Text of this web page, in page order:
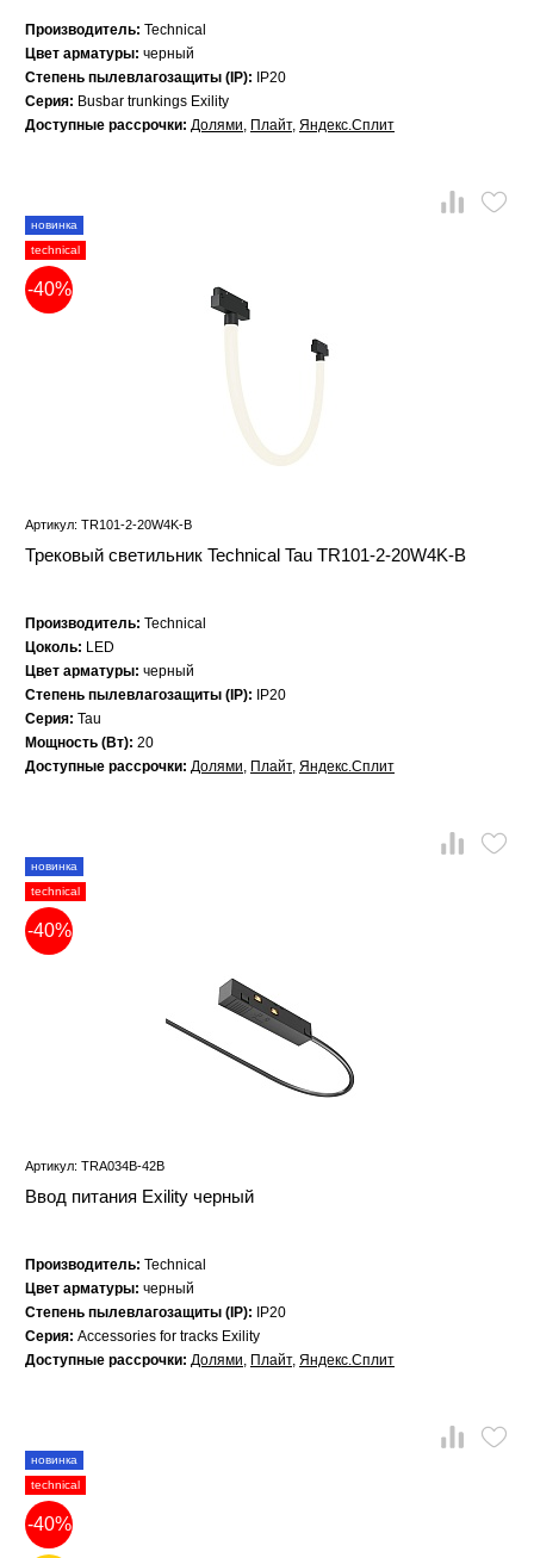
Производитель: Technical
Цвет арматуры: черный
Степень пылевлагозащиты (IP):
IP20
Серия: Busbar trunkings Exility
Доступные рассрочки: Долями, Плайт, Яндекс.Сплит
новинка
technical
-40%
Артикул: TR101-2-20W4K-B
Трековый светильник Technical Tau TR101-2-20W4K-B
Производитель: Technical
Цоколь: LED
Цвет арматуры: черный
Степень пылевлагозащиты (IP):
IP20
Серия: Tau
Мощность (Вт): 20
Доступные рассрочки: Долями, Плайт, Яндекс.Сплит
новинка
technical
-40%
Артикул: TRA034B-42B
Ввод питания Exility черный
Производитель: Technical
Цвет арматуры: черный
Степень пылевлагозащиты (IP):
IP20
Серия: Accessories for tracks Exility
Доступные рассрочки: Долями, Плайт, Яндекс.Сплит
новинка
technical
-40%